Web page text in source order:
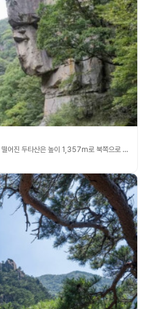
동해시 삼화동에서 서남쪽으로 약 10.2㎞ 떨어진 두타산은 높이 1,357m로 북쪽으로 무릉 계곡, 동쪽으로 고천계곡, 남쪽으로는 태백산군, 서쪽으로는 중봉산 12 당골을 품은 산이다. 두타산은 많은 전설과 역사를 간직한 유서 깊은 산이며, 두타산에서 삼화사에 이르는 3.1㎞의 계곡에는 무릉 계곡을 비롯하여 두타산성, 금란성, 용추폭포, 쌍폭포와 삼척 쪽으로 오십천, 천은사 등의 수많은 관광명소가 있어 등산객들의 발길을 쉬어 가게 한다. 동해바다의 높은